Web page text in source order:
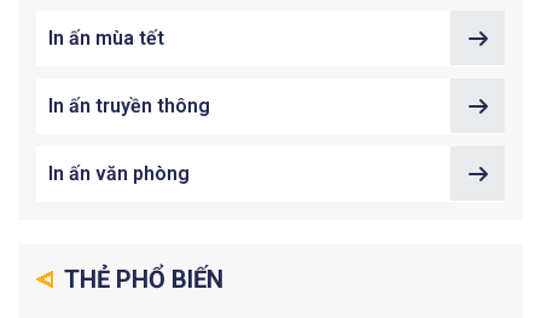
In ấn mùa tết
In ấn truyền thông
In ấn văn phòng
THẺ PHỔ BIẾN